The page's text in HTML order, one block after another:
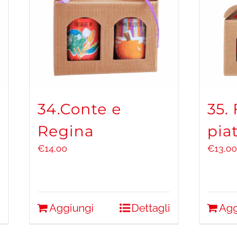
34.Conte e
Regina
€14,00
Aggiungi Dettagli
35.
€13,00